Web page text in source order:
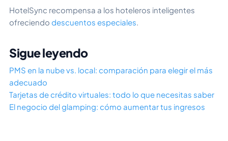
HotelSync recompensa a los hoteleros inteligentes
ofreciendo descuentos especiales.
Sigue leyendo
PMS en la nube vs. local: comparación para elegir el más
adecuado
Tarjetas de crédito virtuales: todo lo que necesitas saber
El negocio del glamping: cómo aumentar tus ingresos